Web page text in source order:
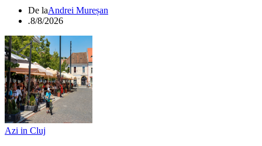
De laAndrei Mureșan
.8/8/2026
Azi in Cluj